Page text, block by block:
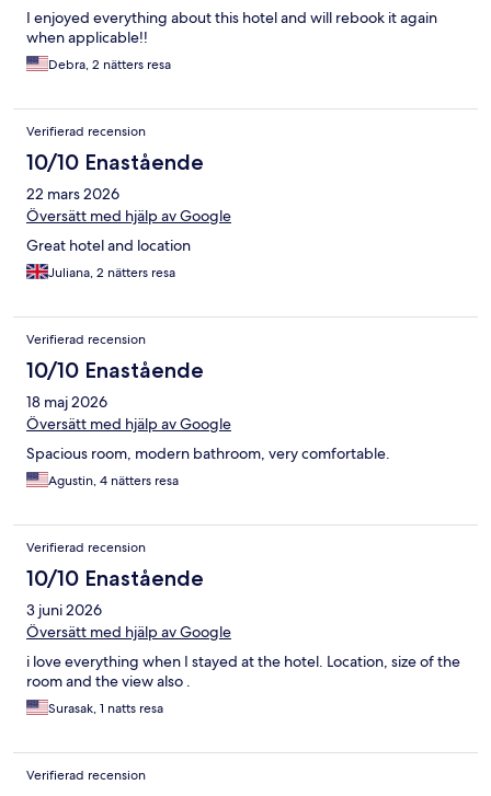
I enjoyed everything about this hotel and will rebook it again
when applicable!!
Debra, 2 nätters resa
Verifierad recension
10/10 Enastående
22 mars 2026
Översätt med hjälp av Google
Great hotel and location
Juliana, 2 nätters resa
Verifierad recension
10/10 Enastående
18 maj 2026
Översätt med hjälp av Google
Spacious room, modern bathroom, very comfortable.
Agustin, 4 nätters resa
Verifierad recension
10/10 Enastående
3 juni 2026
Översätt med hjälp av Google
i love everything when I stayed at the hotel. Location, size of the
room and the view also .
Surasak, 1 natts resa
Verifierad recension